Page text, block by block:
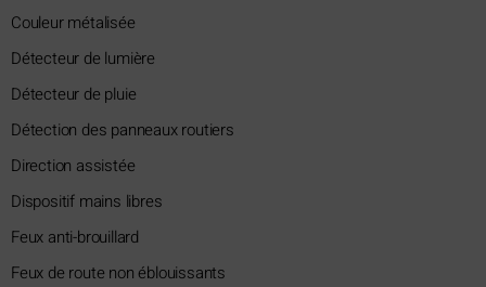
Couleur métalisée
Détecteur de lumière
Détecteur de pluie
Détection des panneaux routiers
Direction assistée
Dispositif mains libres
Feux anti-brouillard
Feux de route non éblouissants